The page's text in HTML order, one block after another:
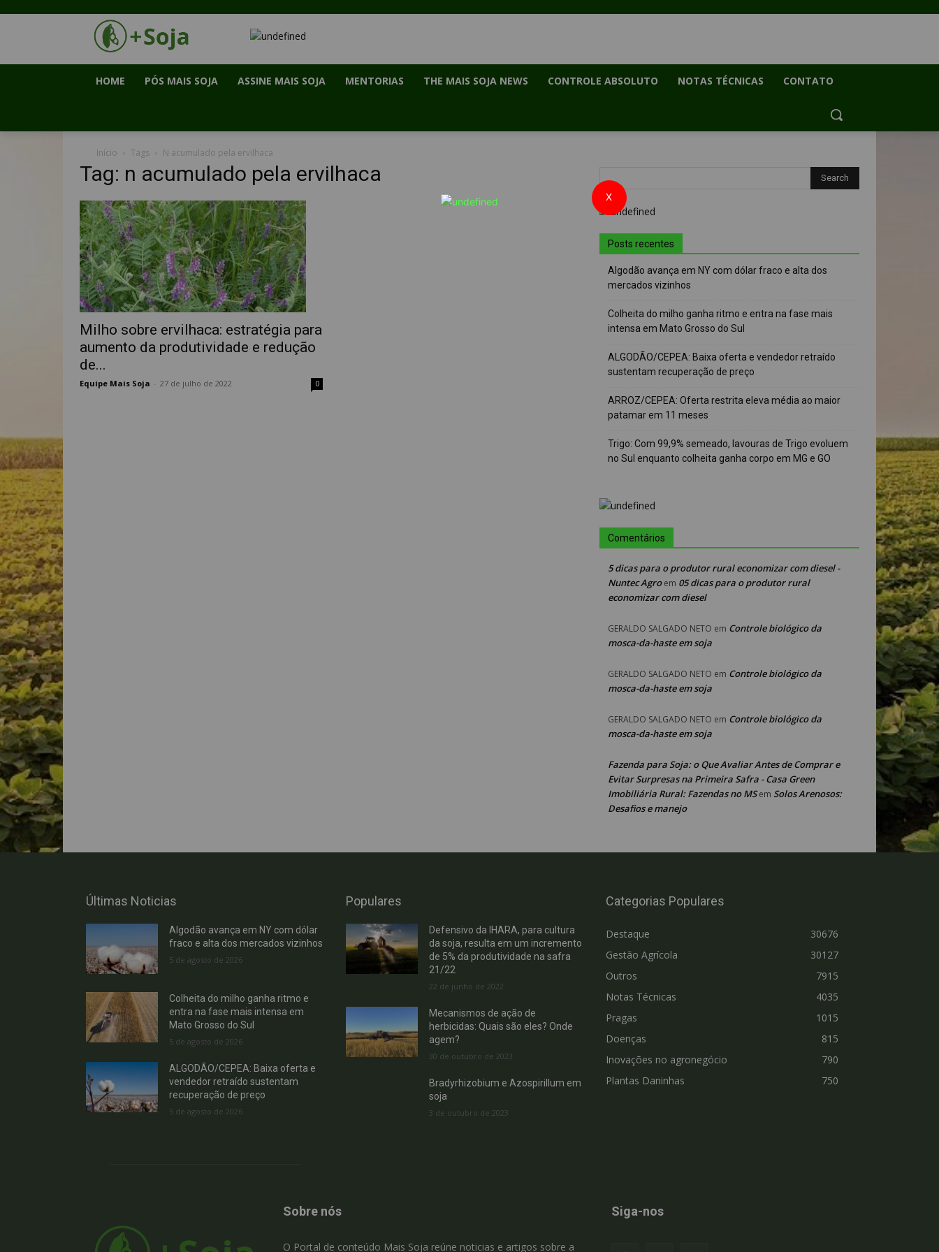
HOME PÓS MAIS SOJA ASSINE MAIS SOJA MENTORIAS THE MAIS SOJA NEWS CONTROLE ABSOLUTO NOTAS TÉCNICAS CONTATO
Início Tags N acumulado pela ervilhaca
Tag: n acumulado pela ervilhaca
Milho sobre ervilhaca: estratégia para
aumento da produtividade e redução
de...
Equipe Mais Soja 27 de julho de 2022 0
Posts recentes
Algodão avança em NY com dólar fraco e alta dos
mercados vizinhos
Colheita do milho ganha ritmo e entra na fase mais
intensa em Mato Grosso do Sul
ALGODÃO/CEPEA: Baixa oferta e vendedor retraído
sustentam recuperação de preço
ARROZ/CEPEA: Oferta restrita eleva média ao maior
patamar em 11 meses
Trigo: Com 99,9% semeado, lavouras de Trigo evoluem
no Sul enquanto colheita ganha corpo em MG e GO
Comentários
5 dicas para o produtor rural economizar com diesel -
Nuntec Agroem 05 dicas para o produtor rural
economizar com diesel
GERALDO SALGADO NETO em Controle biológico da
mosca-da-haste em soja
GERALDO SALGADO NETO em Controle biológico da
mosca-da-haste em soja
GERALDO SALGADO NETO em Controle biológico da
mosca-da-haste em soja
Fazenda para Soja: o Que Avaliar Antes de Comprar e
Evitar Surpresas na Primeira Safra - Casa Green
Imobiliária Rural: Fazendas no MSem Solos Arenosos:
Desafios e manejo
Últimas Noticias
Algodão avança em NY com dólar
fraco e alta dos mercados vizinhos
5 de agosto de 2026
Colheita do milho ganha ritmo e
entra na fase mais intensa em
Mato Grosso do Sul
5 de agosto de 2026
ALGODÃO/CEPEA: Baixa oferta e
vendedor retraído sustentam
recuperação de preço
5 de agosto de 2026
Populares
Defensivo da IHARA, para cultura
da soja, resulta em um incremento
de 5% da produtividade na safra
21/22
22 de junho de 2022
Mecanismos de ação de
herbicidas: Quais são eles? Onde
agem?
30 de outubro de 2023
Bradyrhizobium e Azospirillum em
soja
3 de outubro de 2023
Categorias Populares
Destaque
30676
Gestão Agrícola
30127
Outros
7915
Notas Técnicas
4035
Pragas
1015
Doenças
815
Inovações no agronegócio
790
Plantas Daninhas
750
Sobre nós
O Portal de conteúdo Mais Soja reúne noticias e artigos sobre a
Siga-nos
X